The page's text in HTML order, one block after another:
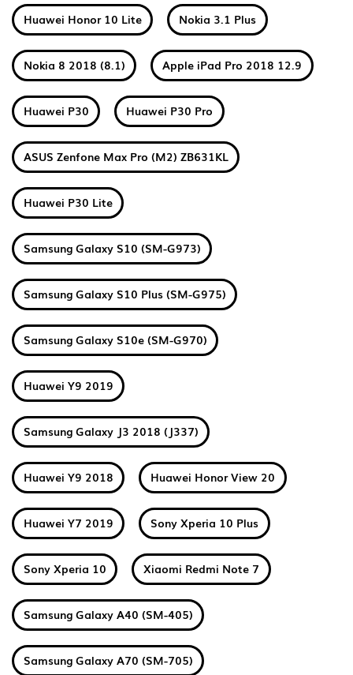
Huawei Honor 10 Lite Nokia 3.1 Plus
Nokia 8 2018 (8.1) Apple iPad Pro 2018 12.9
Huawei P30 Huawei P30 Pro
ASUS Zenfone Max Pro (M2) ZB631KL
Huawei P30 Lite
Samsung Galaxy S10 (SM-G973)
Samsung Galaxy S10 Plus (SM-G975)
Samsung Galaxy S10e (SM-G970)
Huawei Y9 2019
Samsung Galaxy J3 2018 (J337)
Huawei Y9 2018 Huawei Honor View 20
Huawei Y7 2019 Sony Xperia 10 Plus
Sony Xperia 10 Xiaomi Redmi Note 7
Samsung Galaxy A40 (SM-405)
Samsung Galaxy A70 (SM-705)